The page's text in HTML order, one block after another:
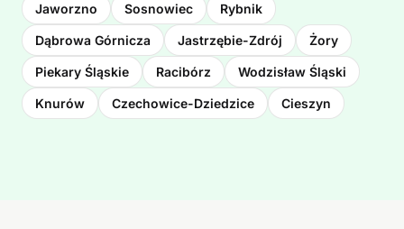
Jaworzno Sosnowiec Rybnik
Dąbrowa Górnicza Jastrzębie-Zdrój Żory
Piekary Śląskie Racibórz Wodzisław Śląski
Knurów Czechowice-Dziedzice Cieszyn